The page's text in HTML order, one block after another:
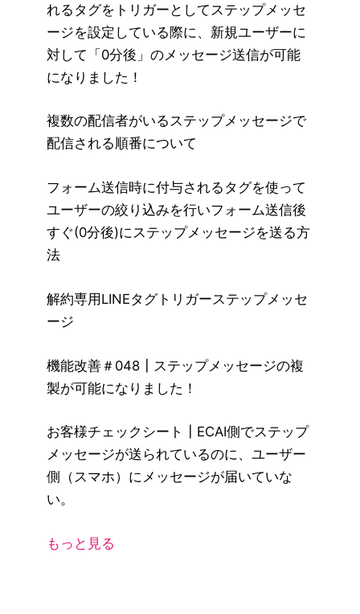
れるタグをトリガーとしてステップメッセ
ージを設定している際に、新規ユーザーに
対して「0分後」のメッセージ送信が可能
になりました！
複数の配信者がいるステップメッセージで
配信される順番について
フォーム送信時に付与されるタグを使って
ユーザーの絞り込みを行いフォーム送信後
すぐ(0分後)にステップメッセージを送る方
法
解約専用LINEタグトリガーステップメッセ
ージ
機能改善＃048┃ステップメッセージの複
製が可能になりました！
お客様チェックシート┃ECAI側でステップ
メッセージが送られているのに、ユーザー
側（スマホ）にメッセージが届いていな
い。
もっと見る